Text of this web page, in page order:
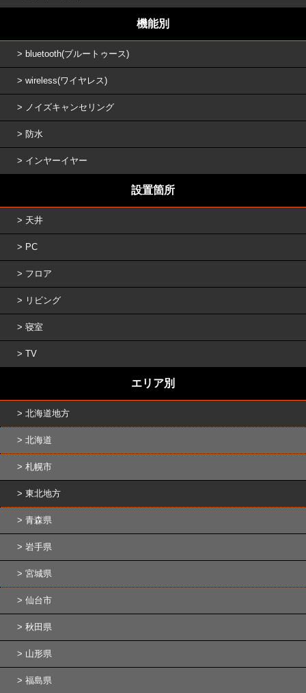
機能別
bluetooth(ブルートゥース)
wireless(ワイヤレス)
ノイズキャンセリング
防水
インヤーイヤー
設置箇所
天井
PC
フロア
リビング
寝室
TV
エリア別
北海道地方
北海道
札幌市
東北地方
青森県
岩手県
宮城県
仙台市
秋田県
山形県
福島県